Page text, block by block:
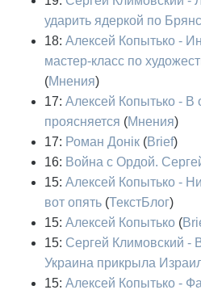
ударить ядеркой по
18: Алексей Копытько -
мастер-класс по
(Мнения)
17: Алексей Копытько - В
проясняется (Мнения)
17: Роман Донік (Brief)
16: Война с Ордой.
15: Алексей Копытько -
вот опять (ТекстБлог)
15: Алексей Копытько (
15: Сергей Климовский -
Украина прикрыла
15: Алексей Копытько -